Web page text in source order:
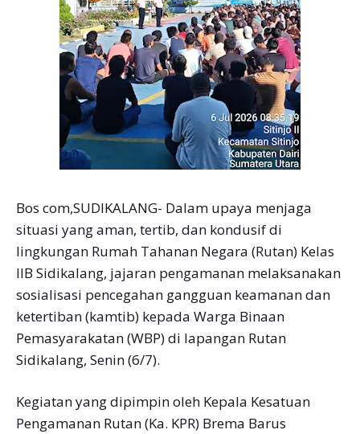
Bos com,SUDIKALANG- Dalam upaya menjaga
situasi yang aman, tertib, dan kondusif di
lingkungan Rumah Tahanan Negara (Rutan) Kelas
IIB Sidikalang, jajaran pengamanan melaksanakan
sosialisasi pencegahan gangguan keamanan dan
ketertiban (kamtib) kepada Warga Binaan
Pemasyarakatan (WBP) di lapangan Rutan
Sidikalang, Senin (6/7).
Kegiatan yang dipimpin oleh Kepala Kesatuan
Pengamanan Rutan (Ka. KPR) Brema Barus